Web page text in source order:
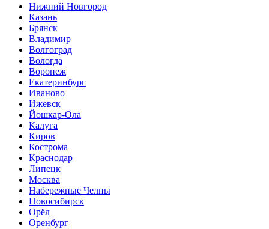
Нижний Нoвгород
Казань
Брянск
Владимир
Волгоград
Вологда
Воронеж
Екатеринбург
Иваново
Ижевск
Йошкар-Ола
Калуга
Киров
Кострома
Краснодар
Липецк
Москва
Набережные Челны
Новосибирск
Орёл
Оренбург